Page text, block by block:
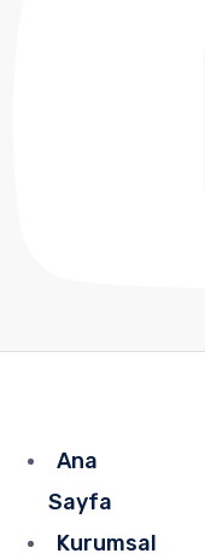
Ana
Sayfa
Kurumsal